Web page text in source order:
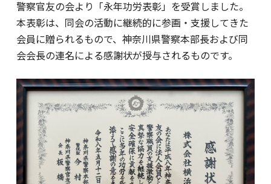
警察官友の会より「永年功労表彰」を受賞しました。
本表彰は、同会の活動に継続的に参画・支援してきた
会員に贈られるもので、神奈川県警察本部長および同
会会長の連名による感謝状が授与されるものです。